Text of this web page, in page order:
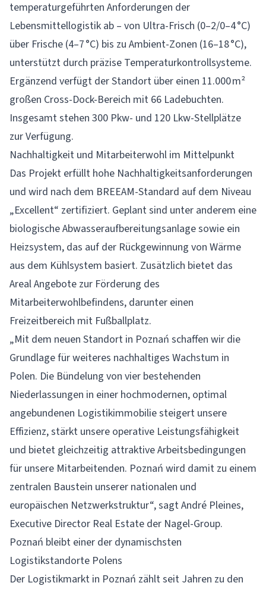
temperaturgeführten Anforderungen der
Lebensmittellogistik ab – von Ultra-Frisch (0–2/0–4 °C)
über Frische (4–7 °C) bis zu Ambient-Zonen (16–18 °C),
unterstützt durch präzise Temperaturkontrollsysteme.
Ergänzend verfügt der Standort über einen 11.000 m²
großen Cross-Dock-Bereich mit 66 Ladebuchten.
Insgesamt stehen 300 Pkw- und 120 Lkw-Stellplätze
zur Verfügung.
Nachhaltigkeit und Mitarbeiterwohl im Mittelpunkt
Das Projekt erfüllt hohe Nachhaltigkeitsanforderungen
und wird nach dem BREEAM-Standard auf dem Niveau
„Excellent“ zertifiziert. Geplant sind unter anderem eine
biologische Abwasseraufbereitungsanlage sowie ein
Heizsystem, das auf der Rückgewinnung von Wärme
aus dem Kühlsystem basiert. Zusätzlich bietet das
Areal Angebote zur Förderung des
Mitarbeiterwohlbefindens, darunter einen
Freizeitbereich mit Fußballplatz.
„Mit dem neuen Standort in Poznań schaffen wir die
Grundlage für weiteres nachhaltiges Wachstum in
Polen. Die Bündelung von vier bestehenden
Niederlassungen in einer hochmodernen, optimal
angebundenen Logistikimmobilie steigert unsere
Effizienz, stärkt unsere operative Leistungsfähigkeit
und bietet gleichzeitig attraktive Arbeitsbedingungen
für unsere Mitarbeitenden. Poznań wird damit zu einem
zentralen Baustein unserer nationalen und
europäischen Netzwerkstruktur“, sagt André Pleines,
Executive Director Real Estate der Nagel-Group.
Poznań bleibt einer der dynamischsten
Logistikstandorte Polens
Der Logistikmarkt in Poznań zählt seit Jahren zu den